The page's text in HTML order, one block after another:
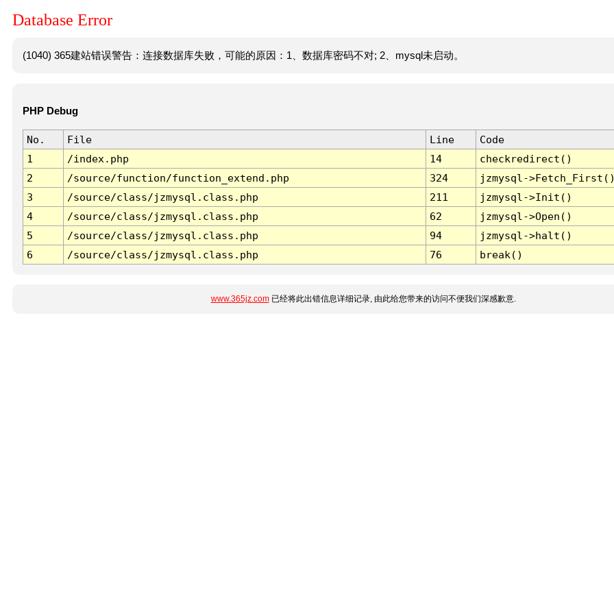
Database Error
(1040) 365建站错误警告：连接数据库失败，可能的原因：1、数据库密码不对; 2、mysql未启动。
PHP Debug
No. File Line
Code
1
/index.php 14
checkredirect()
2
/source/function/function_extend.php 324
jzmysql-
3
/source/class/jzmysql.class.php 211
jzmysql->Init()
4
/source/class/jzmysql.class.php 62
jzmysql->Open()
5
/source/class/jzmysql.class.php 94
jzmysql->halt()
6
/source/class/jzmysql.class.php 76 break()
www.365jz.com已经将此出错信息详细记录, 由此给您带来的访问不便我们深感歉意.